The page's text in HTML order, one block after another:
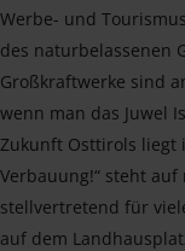
Werbe- und
des naturbelassenen
Großkraftwerke sind
wenn man das Juwel
Zukunft Osttirols liegt
Verbauung!“ steht
stellvertretend für
auf dem